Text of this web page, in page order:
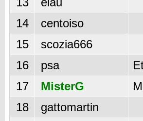
14
centoiso
15
scozia666
16
psa
17
MisterG
18
gattomartin